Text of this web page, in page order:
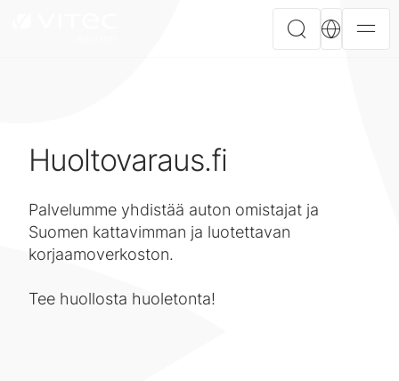
Huoltovaraus.fi
Palvelumme yhdistää auton omistajat ja
Suomen kattavimman ja luotettavan
korjaamoverkoston.
Tee huollosta huoletonta!